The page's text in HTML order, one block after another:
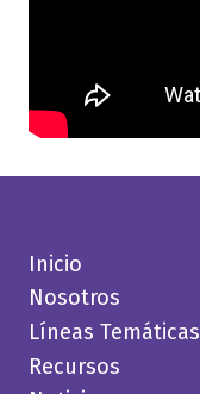
Inicio
Nosotros
Líneas Temáticas
Recursos